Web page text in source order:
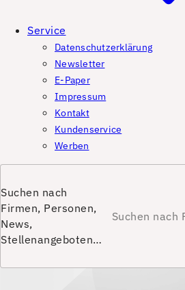
Service
Datenschutzerklärung
Newsletter
E-Paper
Impressum
Kontakt
Kundenservice
Werben
Suchen nach
Firmen, Personen,
News,
Stellenangeboten…